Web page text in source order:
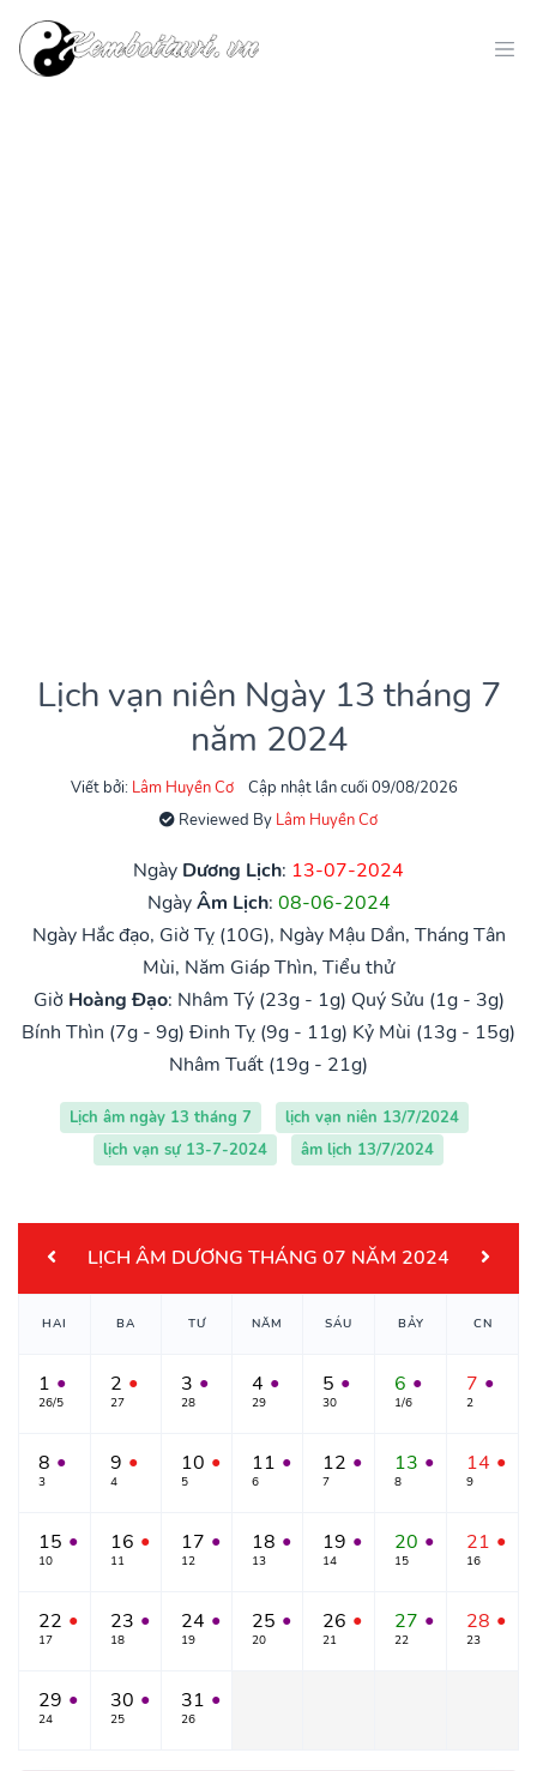
Lịch vạn niên Ngày 13 tháng 7
năm 2024
Viết bởi: Lâm Huyền Cơ
Cập nhật lần cuối 09/08/2026
Reviewed By Lâm Huyền Cơ
Ngày Dương Lịch: 13-07-2024
NgàyÂm Lịch: 08-06-2024
Ngày Hắc đạo, Giờ Tỵ (10G), Ngày Mậu Dần, Tháng Tân
Mùi, Năm Giáp Thìn, Tiểu thử
Giờ Hoàng Đạo: Nhâm Tý (23g - 1g) Quý Sửu (1g - 3g)
Bính Thìn (7g - 9g) Đinh Tỵ (9g - 11g) Kỷ Mùi (13g - 15g)
Nhâm Tuất (19g - 21g)
Lịch âm ngày 13 tháng 7
lịch vạn niên 13/7/2024
lịch vạn sự 13-7-2024
âm lịch 13/7/2024
LỊCH ÂM DƯƠNG THÁNG 07 NĂM 2024
HAI BA TƯ NĂM SÁU BẢY CN
1 ●
26/5
2 ●
27
3 ●
28
4 ●
29
5 ●
30
6 ●
1/6
7 ●
2
8 ●
3
9 ●
4
10 ●
5
11 ●
6
12 ●
7
13 ●
8
14 ●
9
15 ●
10
16 ●
11
17 ●
12
18 ●
13
19 ●
14
20 ●
15
21 ●
16
22 ●
17
23 ●
18
24 ●
19
25 ●
20
26 ●
21
27 ●
22
28 ●
23
29 ●
24
30 ●
25
31 ●
26